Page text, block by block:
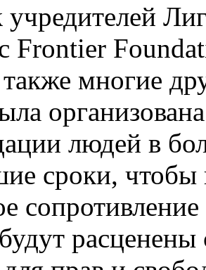
Frontier
многие
людей в
сроки,
расценены